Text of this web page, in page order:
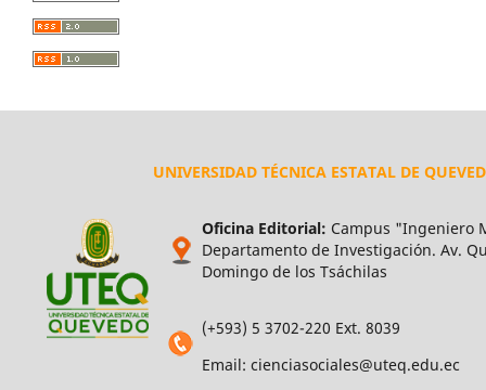
UNIVERSIDAD TÉCNICA ESTATAL DE
Oficina Editorial: Campus "Ingeniero
Departamento de Investigación. Av.
Domingo de los Tsáchilas
(+593) 5 3702-220 Ext. 8039
Email: cienciasociales@uteq.edu.ec